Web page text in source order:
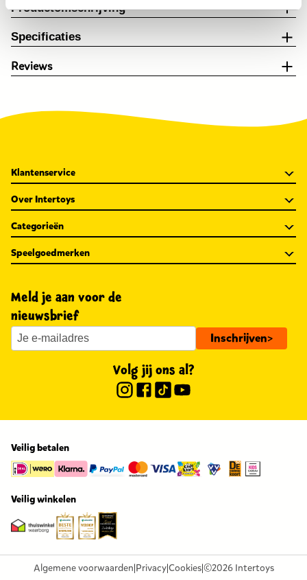
Productomschrijving
Specificaties
Reviews
Klantenservice
Over Intertoys
Categorieën
Speelgoedmerken
Meld je aan voor de
nieuwsbrief
Inschrijven>
Volg jij ons al?
Veilig betalen
Veilig winkelen
Algemene voorwaarden|Privacy|Cookies|©2026 Intertoys